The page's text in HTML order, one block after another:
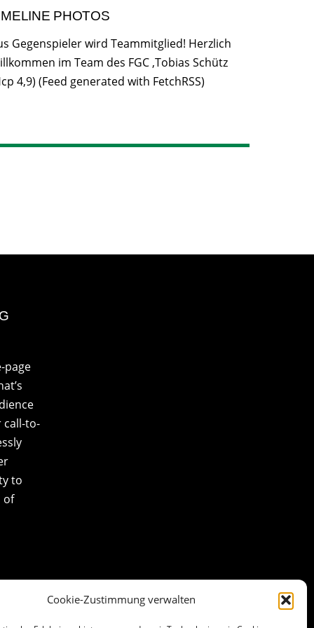
Cookie-Zustimmung verwalten
PHOTOS
Gegenspieler wird Teammitglied! Herzlich
im Team des FGC ,Tobias Schütz
4,9) (Feed generated with FetchRSS)
page
to-
to
of